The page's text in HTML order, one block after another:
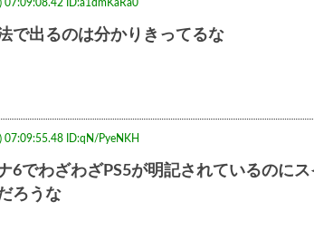
ID:a1dmKaRa0
で出るのは分かりきってるな
ID:qN/PyeNKH
6でわざわざPS5が明記されているのに
ろうな